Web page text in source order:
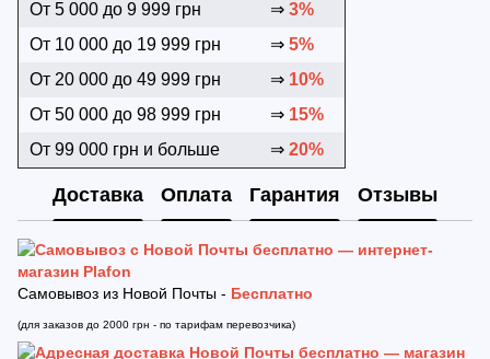
От 5 000 до 9 999 грн ⇒ 3%
От 10 000 до 19 999 грн
⇒ 5%
От 20 000 до 49 999 грн
⇒ 10%
От 50 000 до 98 999 грн
⇒ 15%
От 99 000 грн и больше
⇒ 20%
Доставка Оплата Гарантия Отзывы
Самовывоз из Новой Почты - Бесплатно
(для заказов до 2000 грн - по тарифам перевозчика)